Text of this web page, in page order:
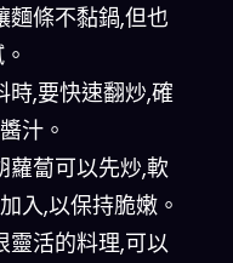
麵條不黏鍋,但也
時,要快速翻炒,確
汁。
蘿蔔可以先炒,軟
入,以保持脆嫩。
靈活的料理,可以